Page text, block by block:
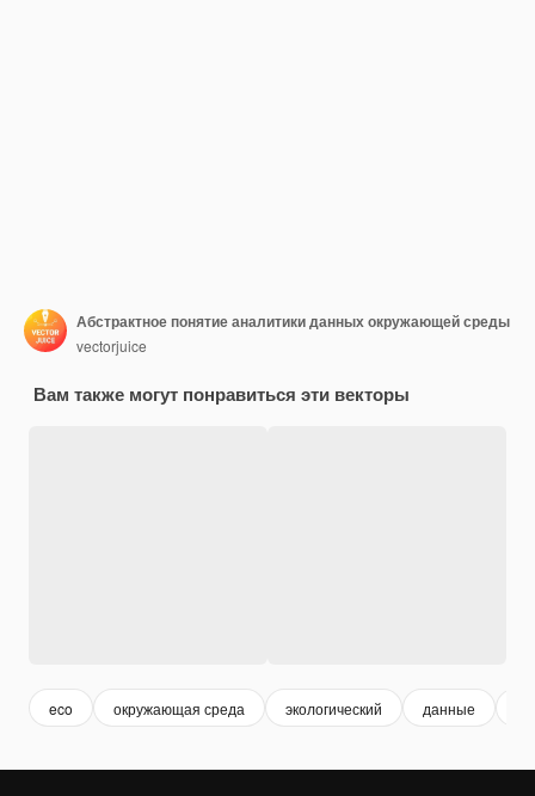
Абстрактное понятие аналитики данных окружающей среды
vectorjuice
Вам также могут понравиться эти векторы
eco окружающая среда экологический данные